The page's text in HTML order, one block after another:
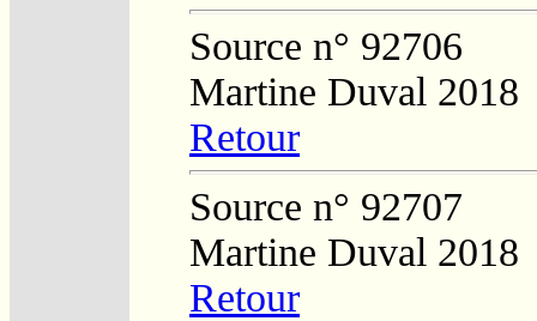
Source n° 92706
Martine Duval 2018
Retour
Source n° 92707
Martine Duval 2018
Retour